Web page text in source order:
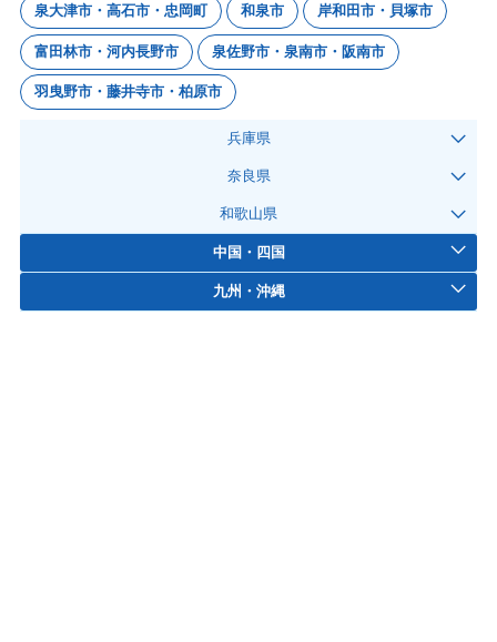
泉大津市・高石市・忠岡町 和泉市 岸和田市・貝塚市
富田林市・河内長野市 泉佐野市・泉南市・阪南市
羽曳野市・藤井寺市・柏原市
兵庫県
奈良県
和歌山県
中国・四国
九州・沖縄